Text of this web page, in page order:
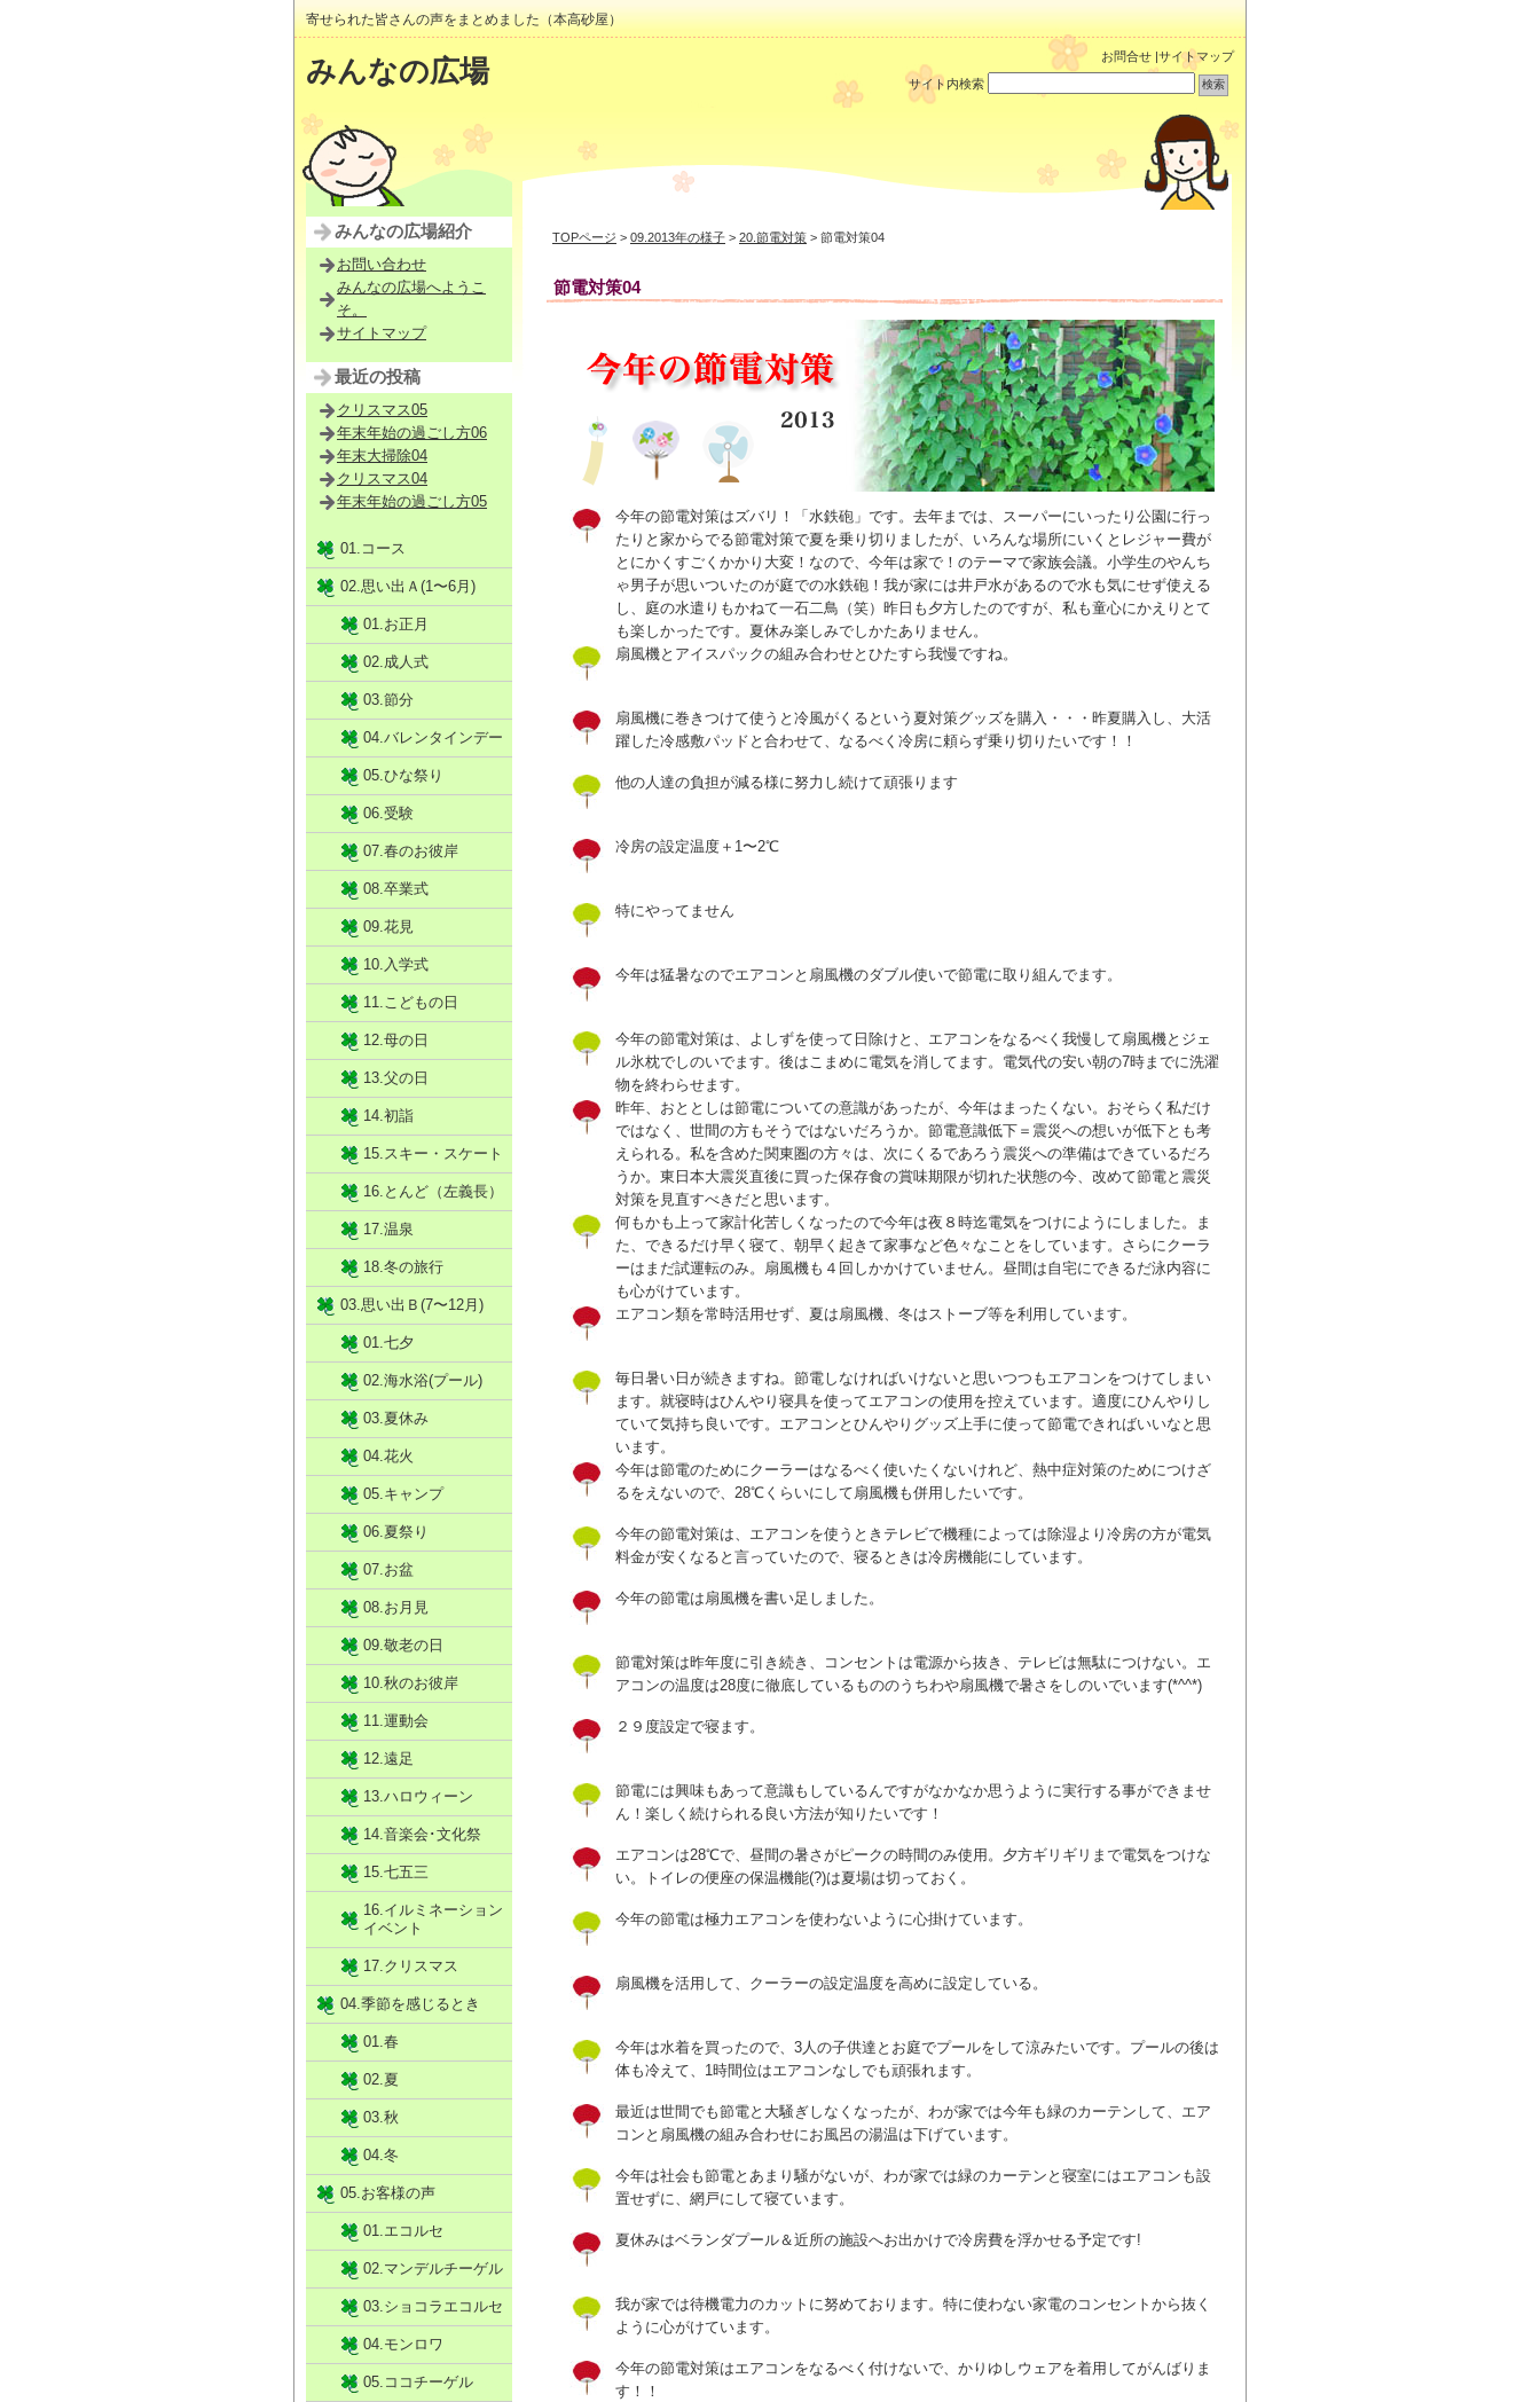
寄せられた皆さんの声をまとめました（本高砂屋）
みんなの広場 お問合せ |サイトマップ
サイト内検索
TOPページ > 09.2013年の様子 > 20.節電対策 > 節電対策04
節電対策04
今年の節電対策はズバリ！「水鉄砲」です。去年までは、スーパーにいったり公園に行っ
たりと家からでる節電対策で夏を乗り切りましたが、いろんな場所にいくとレジャー費が
とにかくすごくかかり大変！なので、今年は家で！のテーマで家族会議。小学生のやんち
ゃ男子が思いついたのが庭での水鉄砲！我が家には井戸水があるので水も気にせず使える
し、庭の水遣りもかねて一石二鳥（笑）昨日も夕方したのですが、私も童心にかえりとて
も楽しかったです。夏休み楽しみでしかたありません。
扇風機とアイスパックの組み合わせとひたすら我慢ですね。
扇風機に巻きつけて使うと冷風がくるという夏対策グッズを購入・・・昨夏購入し、大活
躍した冷感敷パッドと合わせて、なるべく冷房に頼らず乗り切りたいです！！
他の人達の負担が減る様に努力し続けて頑張ります
冷房の設定温度＋1〜2℃
特にやってません
今年は猛暑なのでエアコンと扇風機のダブル使いで節電に取り組んでます。
今年の節電対策は、よしずを使って日除けと、エアコンをなるべく我慢して扇風機とジェ
ル氷枕でしのいでます。後はこまめに電気を消してます。電気代の安い朝の7時までに洗濯
物を終わらせます。
昨年、おととしは節電についての意識があったが、今年はまったくない。おそらく私だけ
ではなく、世間の方もそうではないだろうか。節電意識低下＝震災への想いが低下とも考
えられる。私を含めた関東圏の方々は、次にくるであろう震災への準備はできているだろ
うか。東日本大震災直後に買った保存食の賞味期限が切れた状態の今、改めて節電と震災
対策を見直すべきだと思います。
何もかも上って家計化苦しくなったので今年は夜８時迄電気をつけにようにしました。ま
た、できるだけ早く寝て、朝早く起きて家事など色々なことをしています。さらにクーラ
ーはまだ試運転のみ。扇風機も４回しかかけていません。昼間は自宅にできるだ泳内容に
も心がけています。
エアコン類を常時活用せず、夏は扇風機、冬はストーブ等を利用しています。
毎日暑い日が続きますね。節電しなければいけないと思いつつもエアコンをつけてしまい
ます。就寝時はひんやり寝具を使ってエアコンの使用を控えています。適度にひんやりし
ていて気持ち良いです。エアコンとひんやりグッズ上手に使って節電できればいいなと思
います。
今年は節電のためにクーラーはなるべく使いたくないけれど、熱中症対策のためにつけざ
るをえないので、28℃くらいにして扇風機も併用したいです。
今年の節電対策は、エアコンを使うときテレビで機種によっては除湿より冷房の方が電気
料金が安くなると言っていたので、寝るときは冷房機能にしています。
今年の節電は扇風機を書い足しました。
節電対策は昨年度に引き続き、コンセントは電源から抜き、テレビは無駄につけない。エ
アコンの温度は28度に徹底しているもののうちわや扇風機で暑さをしのいでいます(*^^*)
２９度設定で寝ます。
節電には興味もあって意識もしているんですがなかなか思うように実行する事ができませ
ん！楽しく続けられる良い方法が知りたいです！
エアコンは28℃で、昼間の暑さがピークの時間のみ使用。夕方ギリギリまで電気をつけな
い。トイレの便座の保温機能(?)は夏場は切っておく。
今年の節電は極力エアコンを使わないように心掛けています。
扇風機を活用して、クーラーの設定温度を高めに設定している。
今年は水着を買ったので、3人の子供達とお庭でプールをして涼みたいです。プールの後は
体も冷えて、1時間位はエアコンなしでも頑張れます。
最近は世間でも節電と大騒ぎしなくなったが、わが家では今年も緑のカーテンして、エア
コンと扇風機の組み合わせにお風呂の湯温は下げています。
今年は社会も節電とあまり騒がないが、わが家では緑のカーテンと寝室にはエアコンも設
置せずに、網戸にして寝ています。
夏休みはベランダプール＆近所の施設へお出かけで冷房費を浮かせる予定です!
我が家では待機電力のカットに努めております。特に使わない家電のコンセントから抜く
ように心がけています。
今年の節電対策はエアコンをなるべく付けないで、かりゆしウェアを着用してがんばりま
す！！
みんなの広場紹介
お問い合わせ
みんなの広場へようこ
そ。
サイトマップ
最近の投稿
クリスマス05
年末年始の過ごし方06
年末大掃除04
クリスマス04
年末年始の過ごし方05
01.コース
02.思い出Ａ(1〜6月)
01.お正月
02.成人式
03.節分
04.バレンタインデー
05.ひな祭り
06.受験
07.春のお彼岸
08.卒業式
09.花見
10.入学式
11.こどもの日
12.母の日
13.父の日
14.初詣
15.スキー・スケート
16.とんど（左義長）
17.温泉
18.冬の旅行
03.思い出Ｂ(7〜12月)
01.七夕
02.海水浴(プール)
03.夏休み
04.花火
05.キャンプ
06.夏祭り
07.お盆
08.お月見
09.敬老の日
10.秋のお彼岸
11.運動会
12.遠足
13.ハロウィーン
14.音楽会･文化祭
15.七五三
16.イルミネーション
イベント
17.クリスマス
04.季節を感じるとき
01.春
02.夏
03.秋
04.冬
05.お客様の声
01.エコルセ
02.マンデルチーゲル
03.ショコラエコルセ
04.モンロワ
05.ココチーゲル